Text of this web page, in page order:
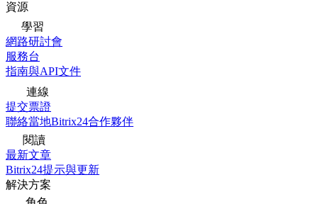
資源
學習
網路研討會
服務台
指南與API文件
連線
提交票證
聯絡當地Bitrix24合作夥伴
閱讀
最新文章
Bitrix24提示與更新
解決方案